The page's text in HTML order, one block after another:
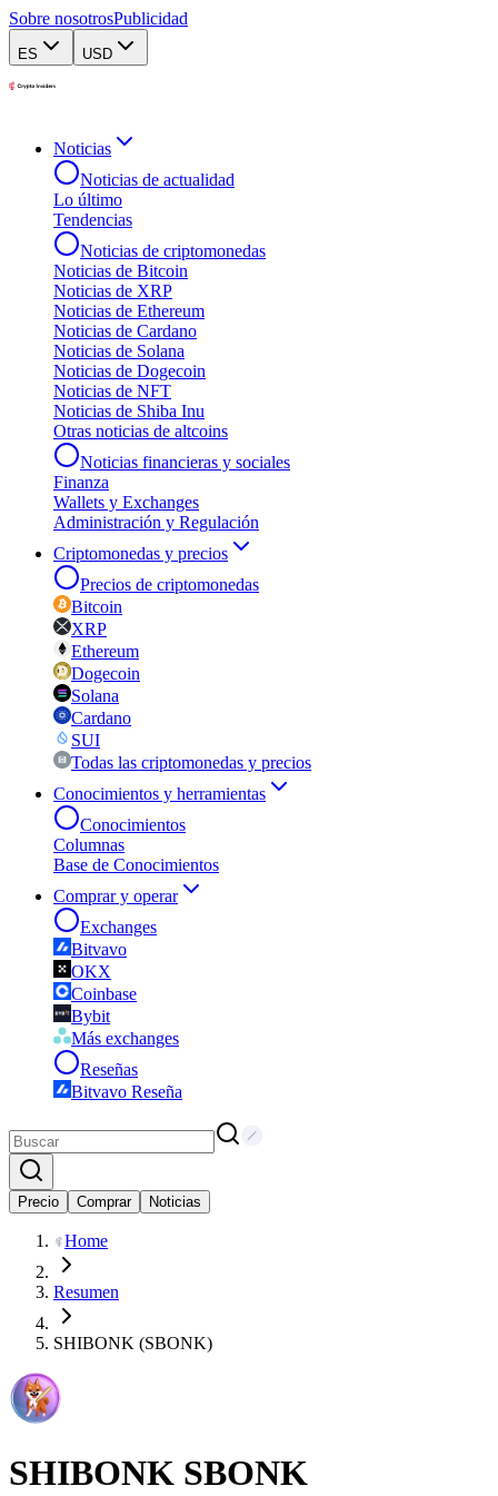
Sobre nosotrosPublicidad
ES USD
Noticias
Noticias de actualidad
Lo último
Tendencias
Noticias de criptomonedas
Noticias de Bitcoin
Noticias de XRP
Noticias de Ethereum
Noticias de Cardano
Noticias de Solana
Noticias de Dogecoin
Noticias de NFT
Noticias de Shiba Inu
Otras noticias de altcoins
Noticias financieras y sociales
Finanza
Wallets y Exchanges
Administración y Regulación
Criptomonedas y precios
Precios de criptomonedas
Bitcoin
XRP
Ethereum
Dogecoin
Solana
Cardano
SUI
Todas las criptomonedas y precios
Conocimientos y herramientas
Conocimientos
Columnas
Base de Conocimientos
Comprar y operar
Exchanges
Bitvavo
OKX
Coinbase
Bybit
Más exchanges
Reseñas
Bitvavo Reseña
Precio Comprar Noticias
Home
Resumen
SHIBONK (SBONK)
SHIBONK SBONK